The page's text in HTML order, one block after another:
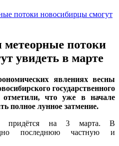
метеорные потоки
увидеть в марте
явлениях весны
государственного
отметили, что уже в начале
полное лунное затмение.
придётся на 3 марта. В
последнюю частную и